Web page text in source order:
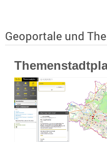
Geoportale und